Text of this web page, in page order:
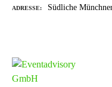
ADRESSE Südliche